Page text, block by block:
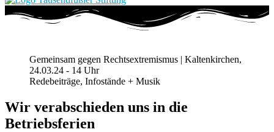
Gemeinsam gegen Rechtsextremismus | Kaltenkirchen,
24.03.24 - 14 Uhr
Redebeiträge, Infostände + Musik
Wir verabschieden uns in die
Betriebsferien